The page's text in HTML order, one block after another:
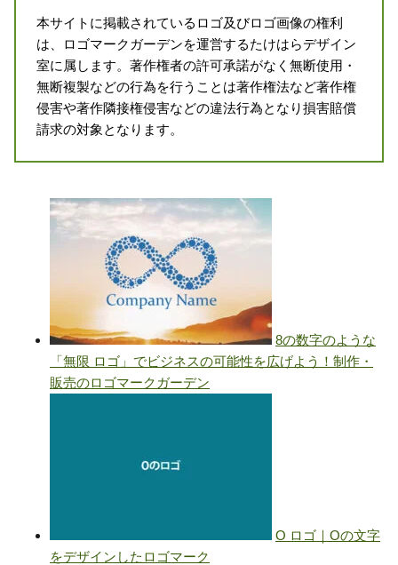
本サイトに掲載されているロゴ及びロゴ画像の権利
は、ロゴマークガーデンを運営するたけはらデザイン
室に属します。著作権者の許可承諾がなく無断使用・
無断複製などの行為を行うことは著作権法など著作権
侵害や著作隣接権侵害などの違法行為となり損害賠償
請求の対象となります。